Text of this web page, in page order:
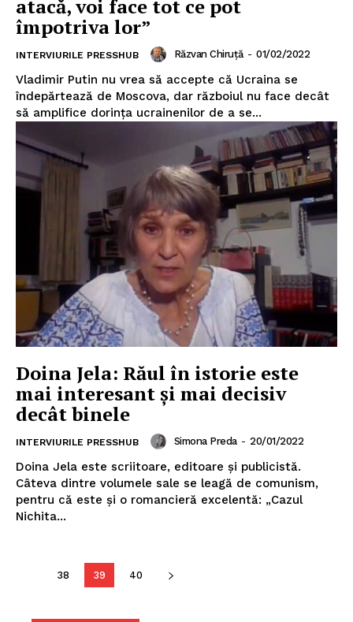
Un proiect
FREEDOM HOUSE ROMÂNIA
PRESShub
Despre noi / Echipa
Proiecte editoriale
atacă, voi face tot ce pot
împotriva lor”
INTERVIURILE PRESSHUB Răzvan Chiruță - 01/02/2022
Vladimir Putin nu vrea să accepte că Ucraina se
îndepărtează de Moscova, dar războiul nu face decât
să amplifice dorința ucrainenilor de a se...
Doina Jela: Răul în istorie este
mai interesant și mai decisiv
decât binele
INTERVIURILE PRESSHUB Simona Preda - 20/01/2022
Doina Jela este scriitoare, editoare și publicistă.
Câteva dintre volumele sale se leagă de comunism,
pentru că este și o romancieră excelentă: „Cazul
Nichita...
38 39 40